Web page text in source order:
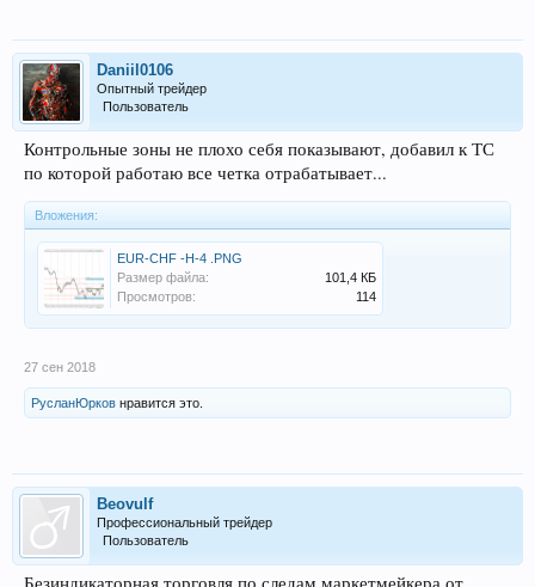
Daniil0106
Опытный трейдер
Пользователь
Контрольные зоны не плохо себя показывают, добавил к ТС
по которой работаю все четка отрабатывает...
Вложения:
EUR-CHF -H-4 .PNG
Размер файла:
101,4 КБ
Просмотров:
114
27 сен 2018
РусланЮрков нравится это.
Beovulf
Профессиональный трейдер
Пользователь